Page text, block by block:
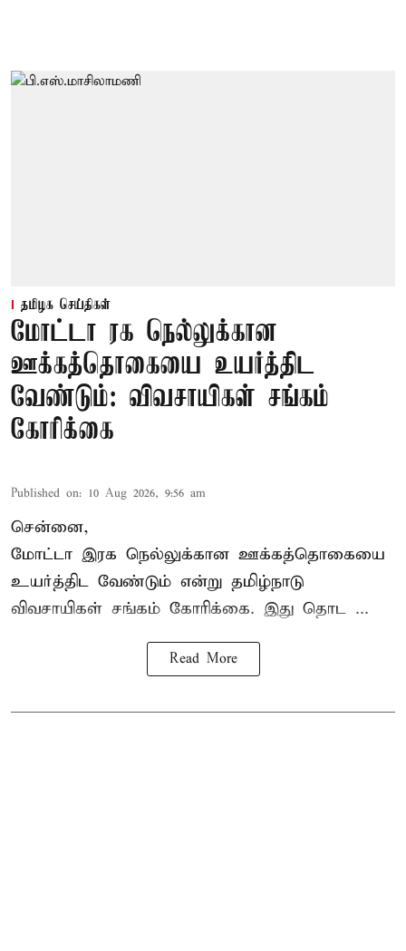
தமிழக செய்திகள்
மோட்டா ரக நெல்லுக்கான
ஊக்கத்தொகையை உயர்த்திட
வேண்டும்: விவசாயிகள் சங்கம்
கோரிக்கை
Published on: 10 Aug 2026, 9:56 am
சென்னை,
மோட்டா இரக நெல்லுக்கான ஊக்கத்தொகையை
உயர்த்திட வேண்டும் என்று தமிழ்நாடு
விவசாயிகள் சங்கம் கோரிக்கை. இது தொட ...
Read More